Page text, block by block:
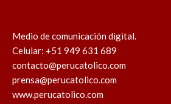
Medio de comunicación digital.
Celular: +51 949 631 689
contacto@perucatolico.com
prensa@perucatolico.com
www.perucatolico.com